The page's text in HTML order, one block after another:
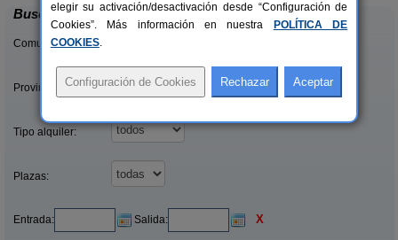
Buscar
Comunidades:
Provincias/Islas:
Tipo alquiler:
Plazas:
Entrada: Salida: X
elegir su activación/desactivación desde “Configuración de
Cookies”. Más información en nuestra
POLÍTICA DE
COOKIES.